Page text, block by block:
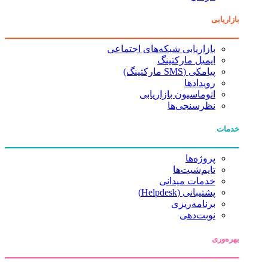
بازاریابی
بازاریابی شبکه‌های اجتماعی
ایمیل مارکتینگ
پیامکی (SMS مارکتینگ)
رویدادها
اتوماسیون بازاریابی
نظرسنجی‌ها
خدمات
پروژه‌ها
تایم‌شیت‌ها
خدمات میدانی
پشتیبانی (Helpdesk)
برنامه‌ریزی
نوبت‌دهی
بهره‌وری